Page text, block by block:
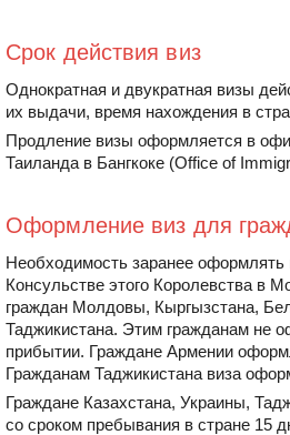
Срок действия виз
Однократная и двукратная визы
их выдачи, время нахождения в
Продление визы оформляется в
Таиланда в Бангкоке (Office of
Оформление виз для
Необходимость заранее оформлять
Консульстве этого Королевства в
граждан Молдовы, Кыргызстана,
Таджикистана. Этим гражданам не
прибытии. Граждане Армении
Гражданам Таджикистана виза
Граждане Казахстана, Украины,
со сроком пребывания в стране 15